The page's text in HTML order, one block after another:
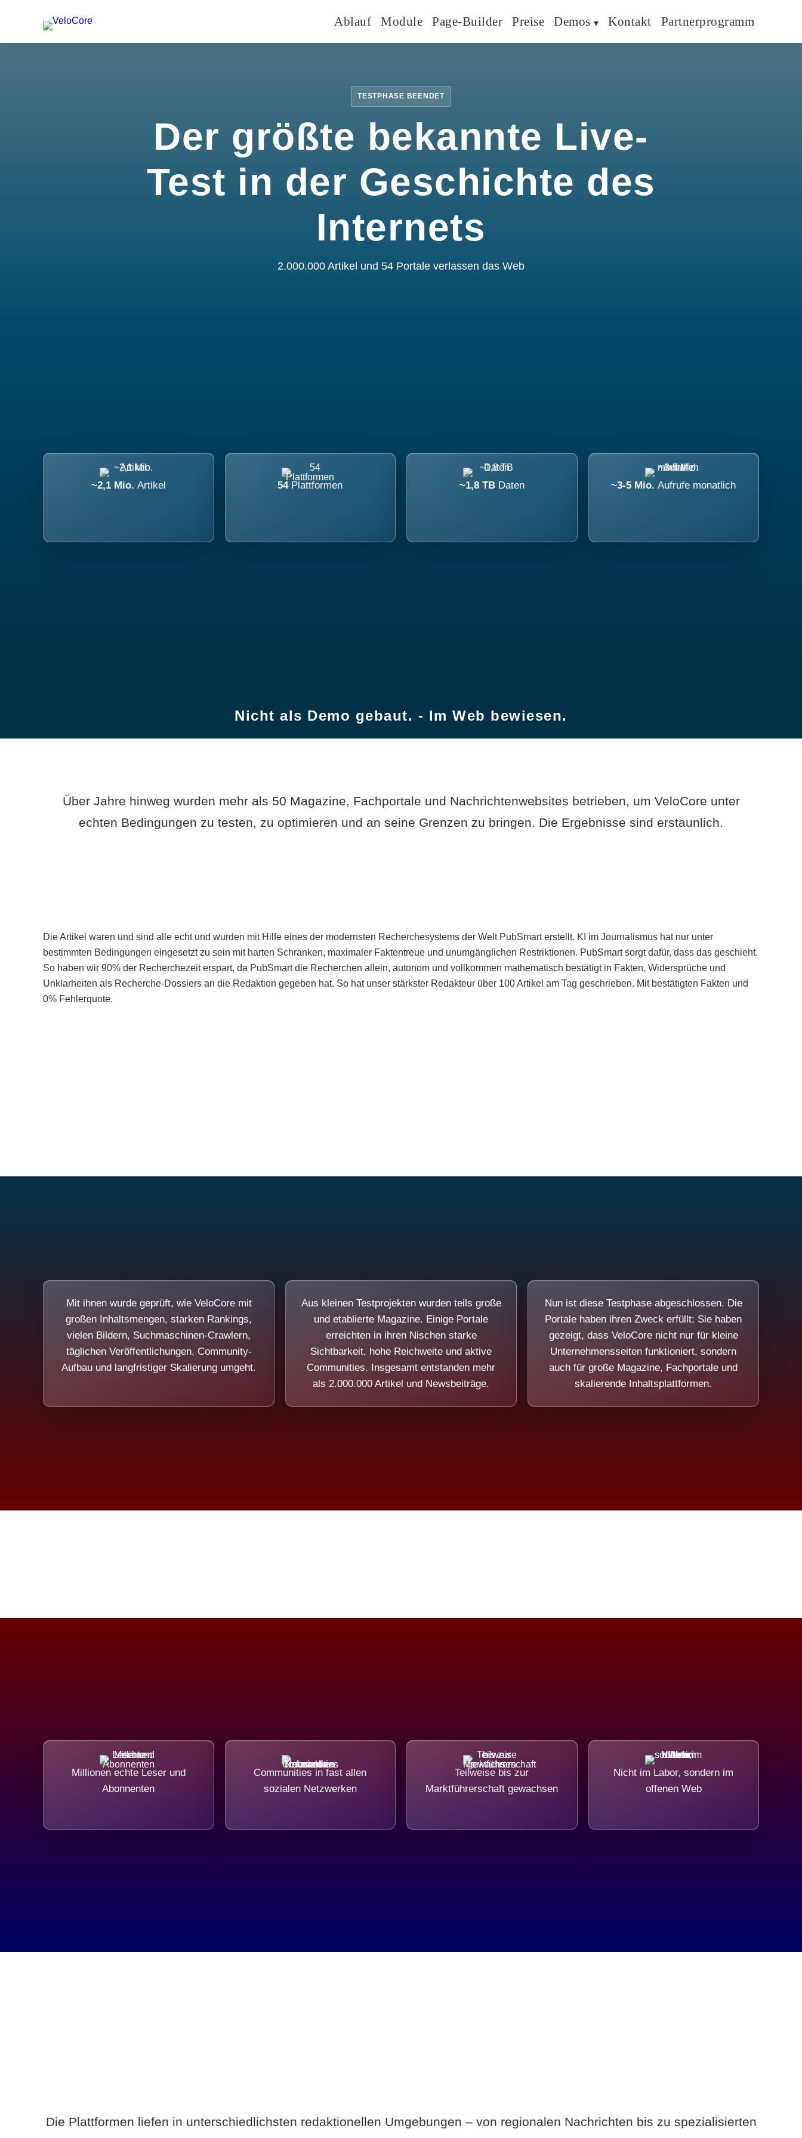
Ablauf Module Page-Builder Preise Demos Kontakt Partnerprogramm
TESTPHASE BEENDET
Der größte bekannte Live-
Test in der Geschichte des
Internets
2.000.000 Artikel und 54 Portale verlassen das Web
~2,1 Mio. Artikel 54 Plattformen ~1,8 TB Daten ~3-5 Mio.Aufrufe monatlich
Nicht als Demo gebaut. - Im Web bewiesen.
Über Jahre hinweg wurden mehr als 50 Magazine, Fachportale und Nachrichtenwebsites betrieben, um VeloCore unter
echten Bedingungen zu testen, zu optimieren und an seine Grenzen zu bringen. Die Ergebnisse sind erstaunlich.
Die Artikel waren und sind alle echt und wurden mit Hilfe eines der modernsten Recherchesystems der Welt PubSmart erstellt. KI im Journalismus hat nur unter
bestimmten Bedingungen eingesetzt zu sein mit harten Schranken, maximaler Faktentreue und unumgänglichen Restriktionen. PubSmart sorgt dafür, dass das geschieht.
So haben wir 90% der Recherchezeit erspart, da PubSmart die Recherchen allein, autonom und vollkommen mathematisch bestätigt in Fakten, Widersprüche und
Unklarheiten als Recherche-Dossiers an die Redaktion gegeben hat. So hat unser stärkster Redakteur über 100 Artikel am Tag geschrieben. Mit bestätigten Fakten und
0% Fehlerquote.
Mit ihnen wurde geprüft, wie VeloCore mit
großen Inhaltsmengen, starken Rankings,
vielen Bildern, Suchmaschinen-Crawlern,
täglichen Veröffentlichungen, Community-
Aufbau und langfristiger Skalierung umgeht.
Aus kleinen Testprojekten wurden teils große
und etablierte Magazine. Einige Portale
erreichten in ihren Nischen starke
Sichtbarkeit, hohe Reichweite und aktive
Communities. Insgesamt entstanden mehr
als 2.000.000 Artikel und Newsbeiträge.
Nun ist diese Testphase abgeschlossen. Die
Portale haben ihren Zweck erfüllt: Sie haben
gezeigt, dass VeloCore nicht nur für kleine
Unternehmensseiten funktioniert, sondern
auch für große Magazine, Fachportale und
skalierende Inhaltsplattformen.
Millionen echte Leser und
Abonnenten
Communities in fast allen
sozialen Netzwerken
Teilweise bis zur
Marktführerschaft gewachsen
Nicht im Labor, sondern im
offenen Web
Die Plattformen liefen in unterschiedlichsten redaktionellen Umgebungen – von regionalen Nachrichten bis zu spezialisierten